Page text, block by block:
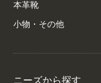
本革靴
小物・その他
ニーズから探す